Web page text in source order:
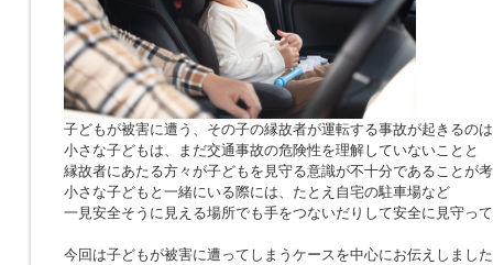
子どもが被害に遭う、その子の縁故者が運転する事故が起きるの
小さな子どもは、まだ交通事故の危険性を理解していないことと
縁故者にあたる方々が子どもを見守る意識が不十分であることが
小さな子どもと一緒にいる際には、たとえ自宅の駐車場など
一見安全そうに見える場所でも手をつないだりして安全に見守っ
今回は子どもが被害に遭ってしまうケースを中心にお伝えしまし